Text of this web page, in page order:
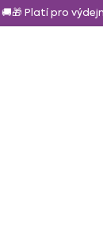
🚚🎁 Platí pro